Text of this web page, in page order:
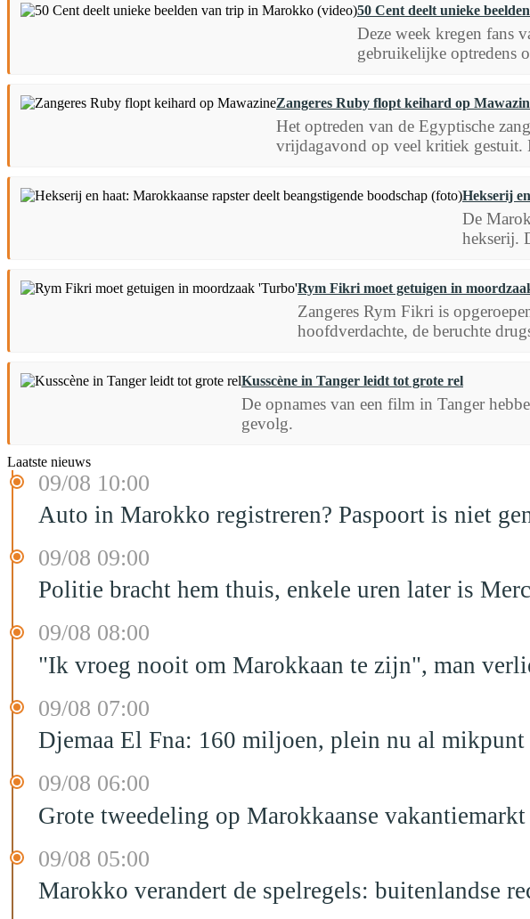
50 Cent deelt unieke
Deze week kregen fans
gebruikelijke optredens
Zangeres Ruby flopt keihard op
Het optreden van de Egyptische
vrijdagavond op veel kritiek gestuit.
Hekserij
De
hekserij.
Rym Fikri moet getuigen in
Zangeres Rym Fikri is
hoofdverdachte, de beruchte
Kusscène in Tanger leidt tot grote rel
De opnames van een film in Tanger
gevolg.
Laatste nieuws
09/08 10:00
Auto in Marokko registreren? Paspoort is niet
09/08 09:00
Politie bracht hem thuis, enkele uren later is
09/08 08:00
"Ik vroeg nooit om Marokkaan te zijn", man
09/08 07:00
Djemaa El Fna: 160 miljoen, plein nu al
09/08 06:00
Grote tweedeling op Marokkaanse vakantiemarkt
09/08 05:00
Marokko verandert de spelregels: buitenlandse